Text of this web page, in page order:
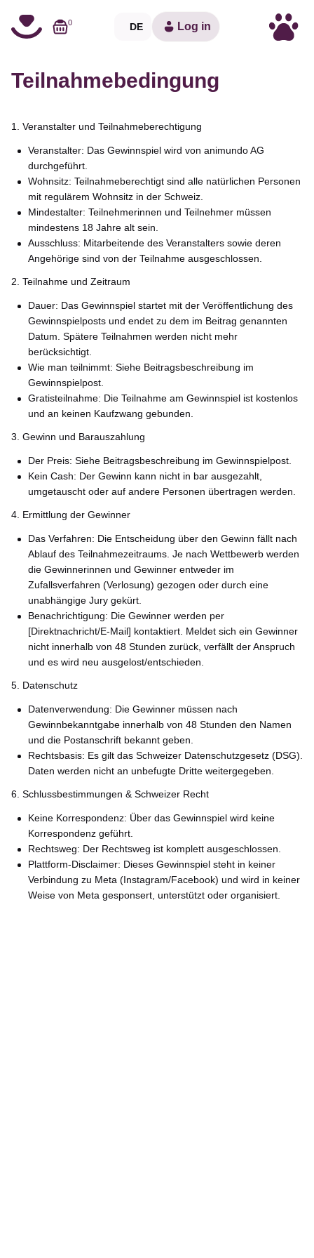
0 DE Log in
Teilnahmebedingung
1. Veranstalter und Teilnahmeberechtigung
Veranstalter: Das Gewinnspiel wird von animundo AG
durchgeführt.
Wohnsitz: Teilnahmeberechtigt sind alle natürlichen Personen
mit regulärem Wohnsitz in der Schweiz.
Mindestalter: Teilnehmerinnen und Teilnehmer müssen
mindestens 18 Jahre alt sein.
Ausschluss: Mitarbeitende des Veranstalters sowie deren
Angehörige sind von der Teilnahme ausgeschlossen.
2. Teilnahme und Zeitraum
Dauer: Das Gewinnspiel startet mit der Veröffentlichung des
Gewinnspielposts und endet zu dem im Beitrag genannten
Datum. Spätere Teilnahmen werden nicht mehr
berücksichtigt.
Wie man teilnimmt: Siehe Beitragsbeschreibung im
Gewinnspielpost.
Gratisteilnahme: Die Teilnahme am Gewinnspiel ist kostenlos
und an keinen Kaufzwang gebunden.
3. Gewinn und Barauszahlung
Der Preis: Siehe Beitragsbeschreibung im Gewinnspielpost.
Kein Cash: Der Gewinn kann nicht in bar ausgezahlt,
umgetauscht oder auf andere Personen übertragen werden.
4. Ermittlung der Gewinner
Das Verfahren: Die Entscheidung über den Gewinn fällt nach
Ablauf des Teilnahmezeitraums. Je nach Wettbewerb werden
die Gewinnerinnen und Gewinner entweder im
Zufallsverfahren (Verlosung) gezogen oder durch eine
unabhängige Jury gekürt.
Benachrichtigung: Die Gewinner werden per
[Direktnachricht/E-Mail] kontaktiert. Meldet sich ein Gewinner
nicht innerhalb von 48 Stunden zurück, verfällt der Anspruch
und es wird neu ausgelost/entschieden.
5. Datenschutz
Datenverwendung: Die Gewinner müssen nach
Gewinnbekanntgabe innerhalb von 48 Stunden den Namen
und die Postanschrift bekannt geben.
Rechtsbasis: Es gilt das Schweizer Datenschutzgesetz (DSG).
Daten werden nicht an unbefugte Dritte weitergegeben.
6. Schlussbestimmungen & Schweizer Recht
Keine Korrespondenz: Über das Gewinnspiel wird keine
Korrespondenz geführt.
Rechtsweg: Der Rechtsweg ist komplett ausgeschlossen.
Plattform-Disclaimer: Dieses Gewinnspiel steht in keiner
Verbindung zu Meta (Instagram/Facebook) und wird in keiner
Weise von Meta gesponsert, unterstützt oder organisiert.